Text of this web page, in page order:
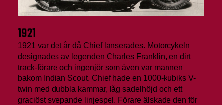
1921
1921 var det år då Chief lanserades. Motorcykeln
designades av legenden Charles Franklin, en dirt
track-förare och ingenjör som även var mannen
bakom Indian Scout. Chief hade en 1000-kubiks V-
twin med dubbla kammar, låg sadelhöjd och ett
graciöst svepande linjespel. Förare älskade den för